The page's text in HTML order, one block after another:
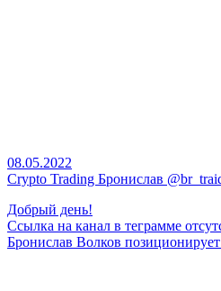
08.05.2022
Crypto Trading Бронислав
Добрый день!
Ссылка на канал в теграмме
Бронислав Волков позиционирует